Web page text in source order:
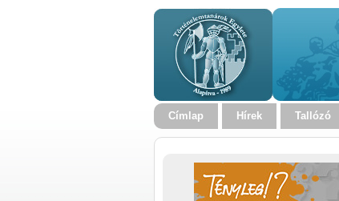
Címlap Hírek Tallózó